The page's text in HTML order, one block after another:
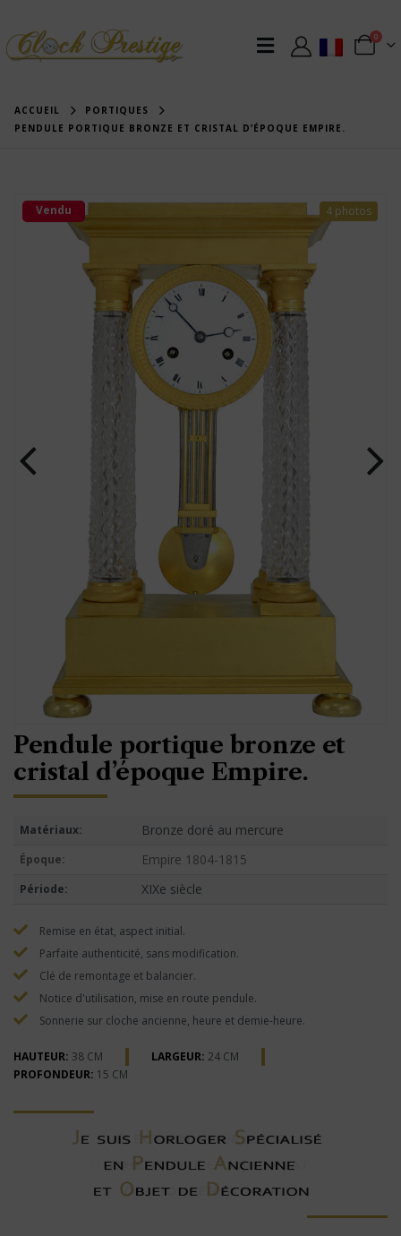
0
ACCUEIL
PORTIQUES
PENDULE PORTIQUE BRONZE ET CRISTAL D’ÉPOQUE EMPIRE.
4 photos
Vendu
Pendule portique bronze et
cristal d’époque Empire.
Matériaux: Bronze doré au mercure
Époque: Empire 1804-1815
Période: XIXe siècle
Remise en état, aspect initial.
Parfaite authenticité, sans modification.
Clé de remontage et balancier.
Notice d'utilisation, mise en route pendule.
Sonnerie sur cloche ancienne, heure et demie-heure.
HAUTEUR: 38 CM LARGEUR: 24 CM
PROFONDEUR: 15 CM